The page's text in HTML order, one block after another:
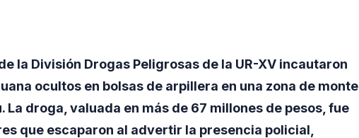
la División Drogas Peligrosas de la UR-XV incautaron
ocultos en bolsas de arpillera en una zona de monte
La droga, valuada en más de 67 millones de pesos, fue
que escaparon al advertir la presencia policial,